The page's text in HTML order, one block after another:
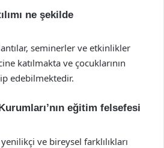
ne şekilde
seminerler ve etkinlikler
katılmakta ve çocuklarının
edebilmektedir.
eğitim felsefesi
ve bireysel farklılıkları